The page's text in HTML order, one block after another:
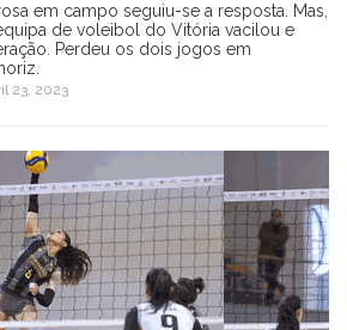
em campo seguiu-se a resposta. Mas,
de voleibol do Vitória vacilou e
Perdeu os dois jogos em
23, 2023